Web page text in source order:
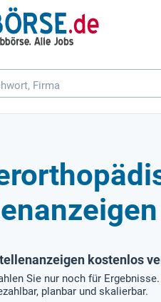
kostenlos
Sie nur noch für
planbar und skalierbar.